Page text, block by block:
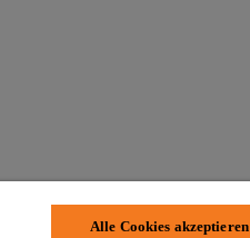
Alle Cookies akzeptieren